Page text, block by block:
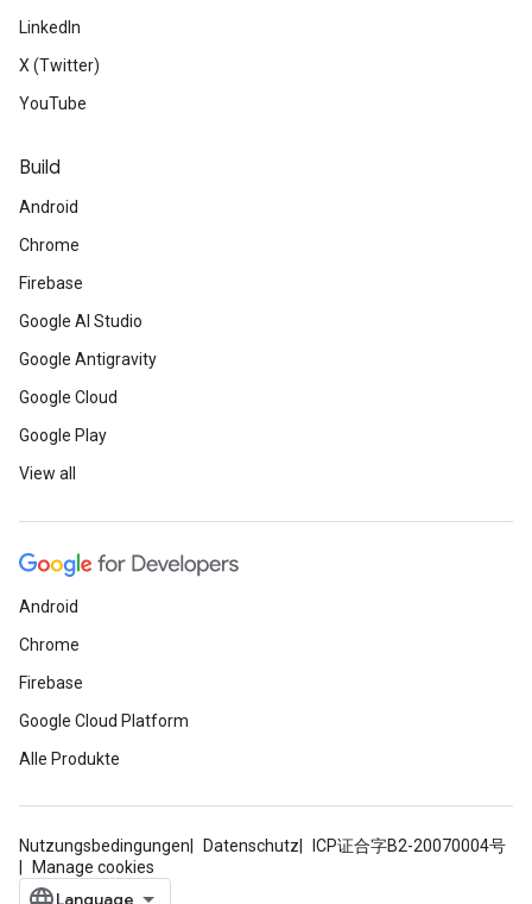
LinkedIn
X (Twitter)
YouTube
Build
Android
Chrome
Firebase
Google AI Studio
Google Antigravity
Google Cloud
Google Play
View all
Android
Chrome
Firebase
Google Cloud Platform
Alle Produkte
Nutzungsbedingungen Datenschutz
ICP证合字B2-20070004号
Manage cookies